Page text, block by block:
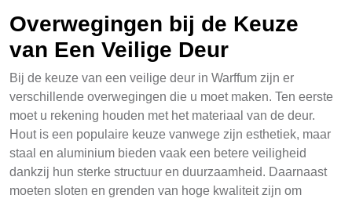
Overwegingen bij de Keuze
van Een Veilige Deur
Bij de keuze van een veilige deur in Warffum zijn er
verschillende overwegingen die u moet maken. Ten eerste
moet u rekening houden met het materiaal van de deur.
Hout is een populaire keuze vanwege zijn esthetiek, maar
staal en aluminium bieden vaak een betere veiligheid
dankzij hun sterke structuur en duurzaamheid. Daarnaast
moeten sloten en grenden van hoge kwaliteit zijn om